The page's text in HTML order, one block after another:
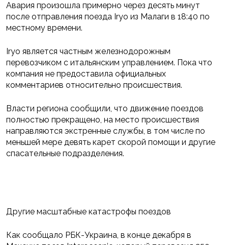
Авария произошла примерно через десять минут
после отправления поезда Iryo из Малаги в 18:40 по
местному времени.
Iryo является частным железнодорожным
перевозчиком с итальянским управлением. Пока что
компания не предоставила официальных
комментариев относительно происшествия.
Власти региона сообщили, что движение поездов
полностью прекращено, на место происшествия
направляются экстренные службы, в том числе по
меньшей мере девять карет скорой помощи и другие
спасательные подразделения.
Другие масштабные катастрофы поездов
Как сообщало РБК-Украина, в конце декабря в